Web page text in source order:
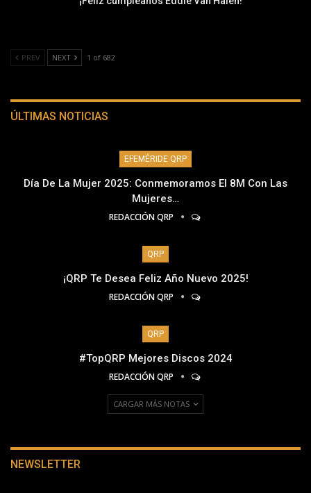
PREV NEXT 1 of 682
ÚLTIMAS NOTICIAS
EFEMÉRIDE QRP
Día De La Mujer 2025: Conmemoramos El 8M Con Las
Mujeres…
REDACCIÓN QRP
QRP
¡QRP Te Desea Feliz Año Nuevo 2025!
REDACCIÓN QRP
QRP
#TopQRP Mejores Discos 2024
REDACCIÓN QRP
CARGAR MÁS NOTAS
NEWSLETTER